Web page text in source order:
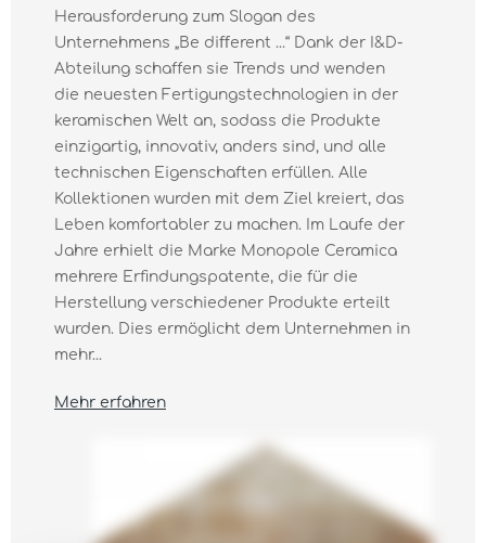
Herausforderung zum Slogan des
Unternehmens „Be diﬀerent ...“ Dank der I&D-
Abteilung schaffen sie Trends und wenden
die neuesten Fertigungstechnologien in der
keramischen Welt an, sodass die Produkte
einzigartig, innovativ, anders sind, und alle
technischen Eigenschaften erfüllen. Alle
Kollektionen wurden mit dem Ziel kreiert, das
Leben komfortabler zu machen. Im Laufe der
Jahre erhielt die Marke Monopole Ceramica
mehrere Erfindungspatente, die für die
Herstellung verschiedener Produkte erteilt
wurden. Dies ermöglicht dem Unternehmen in
mehr...
Mehr erfahren